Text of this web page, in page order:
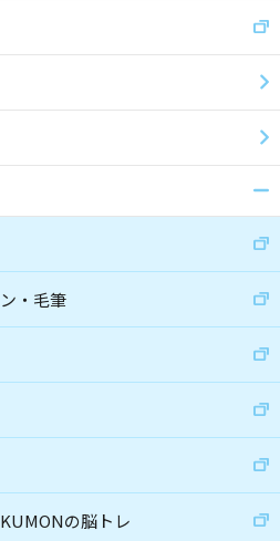
・毛筆
の脳トレ